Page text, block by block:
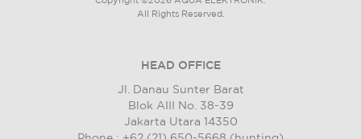
All Rights Reserved.
HEAD OFFICE
Jl. Danau Sunter Barat
Blok AIII No. 38-39
Jakarta Utara 14350